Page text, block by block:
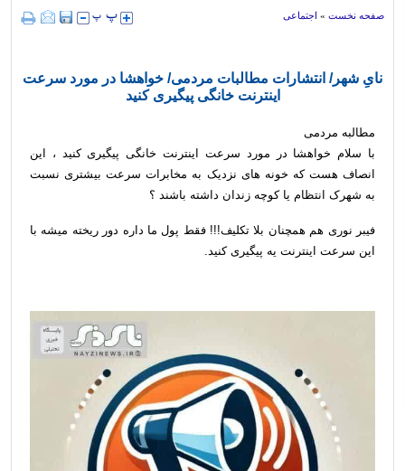
صفحه نخست » اجتماعی
نایِ شهر/ انتشارات مطالبات مردمی/ خواهشا در مورد سرعت
اینترنت خانگی پیگیری کنید
مطالبه مردمی
با سلام خواهشا در مورد سرعت اینترنت خانگی پیگیری کنید ، این
انصاف هست که خونه های نزدیک به مخابرات سرعت بیشتری نسبت
به شهرک انتظام یا کوچه زندان داشته باشند ؟
فیبر نوری هم همچنان بلا تکلیف!!! فقط پول ما داره دور ریخته میشه با
این سرعت اینترنت یه پیگیری کنید.